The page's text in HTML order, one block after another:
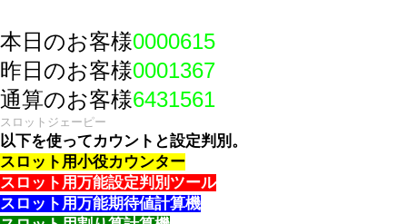
本日のお客様0000615
昨日のお客様0001367
通算のお客様6431561
スロットジェーピー
以下を使ってカウントと設定判別。
スロット用小役カウンター
スロット用万能設定判別ツール
スロット用万能期待値計算機